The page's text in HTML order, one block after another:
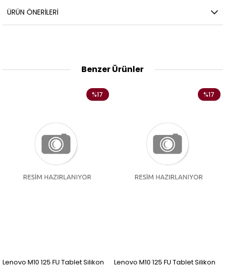
ÜRÜN ÖNERILERI
Benzer Ürünler
Lenovo M10 125 FU Tablet Silikon
%17
Lenovo M10 125 FU Tablet Silikon
%17